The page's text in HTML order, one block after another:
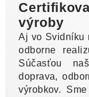
výroby
Aj vo Svidníku
odborne
Súčasťou
doprava,
výrobkov.